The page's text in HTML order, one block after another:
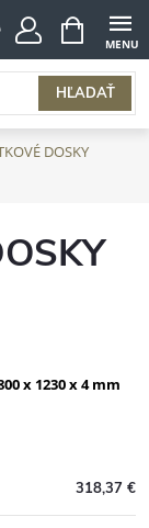
HĽADAŤ
NÁKUPNÝ
KOŠÍK
DOSKY
x 1230 x 4 mm
318,37 €